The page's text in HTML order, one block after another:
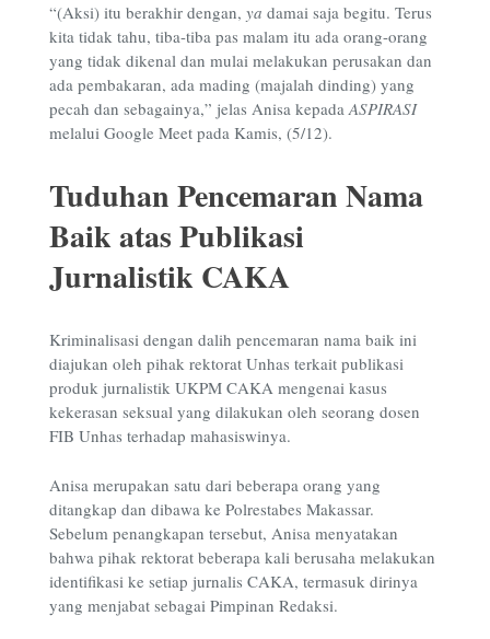
“(Aksi) itu berakhir dengan, ya damai saja begitu. Terus
kita tidak tahu, tiba-tiba pas malam itu ada orang-orang
yang tidak dikenal dan mulai melakukan perusakan dan
ada pembakaran, ada mading (majalah dinding) yang
pecah dan sebagainya,” jelas Anisa kepadaASPIRASI
melalui Google Meet pada Kamis, (5/12).
Tuduhan Pencemaran Nama
Baik atas Publikasi
Jurnalistik CAKA
Kriminalisasi dengan dalih pencemaran nama baik ini
diajukan oleh pihak rektorat Unhas terkait publikasi
produk jurnalistik UKPM CAKA mengenai kasus
kekerasan seksual yang dilakukan oleh seorang dosen
FIB Unhas terhadap mahasiswinya.
Anisa merupakan satu dari beberapa orang yang
ditangkap dan dibawa ke Polrestabes Makassar.
Sebelum penangkapan tersebut, Anisa menyatakan
bahwa pihak rektorat beberapa kali berusaha melakukan
identifikasi ke setiap jurnalis CAKA, termasuk dirinya
yang menjabat sebagai Pimpinan Redaksi.